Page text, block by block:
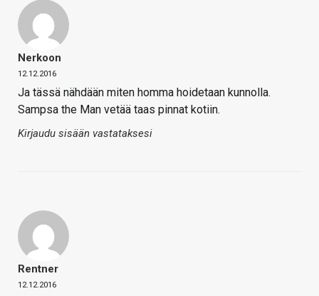
Nerkoon
12.12.2016
Ja tässä nähdään miten homma hoidetaan kunnolla.
Sampsa the Man vetää taas pinnat kotiin.
Kirjaudu sisään vastataksesi
Rentner
12.12.2016